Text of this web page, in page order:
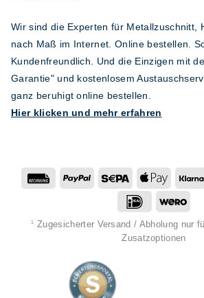
Wir sind die Experten für Metallzuschnitt,
nach Maß im Internet. Online bestellen.
Kundenfreundlich. Und die Einzigen mit
Garantie" und kostenlosem
ganz beruhigt online bestellen.
Hier klicken und mehr erfahren
RechungPayPal Sepa
Apple
Pay
IDeal
1
Zugesicherter Versand / Abholung nur
Zusatzoptionen